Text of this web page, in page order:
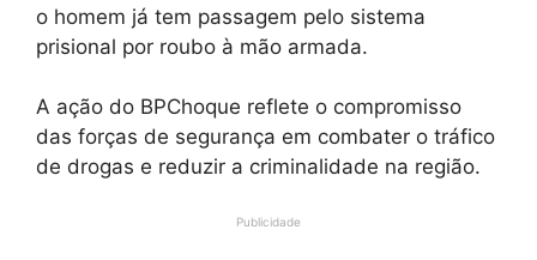
o homem já tem passagem pelo sistema
prisional por roubo à mão armada.
A ação do BPChoque reflete o compromisso
das forças de segurança em combater o tráfico
de drogas e reduzir a criminalidade na região.
Publicidade